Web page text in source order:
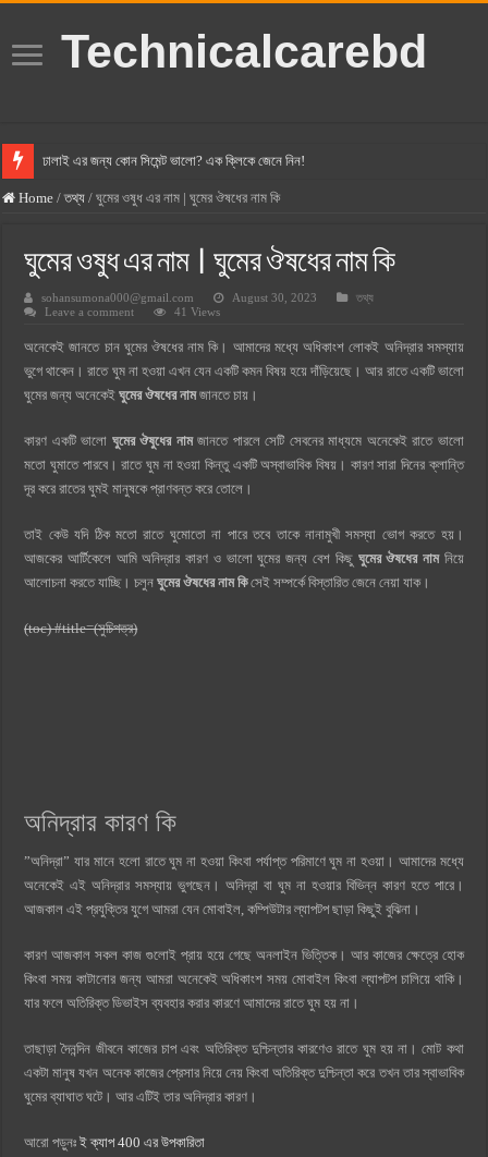
Technicalcarebd
ঢালাই এর জন্য কোন সিমেন্ট ভালো? এক ক্লিকে জেনে নিন!
বসুন্ধরা সিমেন্ট এর দাম ২০২৫
হোলসিম সিমেন্ট দাম ২০২৫
সুপারক্রিট সিমেন্ট দাম ২০২৫
ওয়ালটন মোবাইল কিস্তিতে কেনার নিয়ম ২০২৫
ওয়ালটন টিভি কিস্তিতে কেনার নিয়ম ২০২৫
গ্রামে লাভজনক ব্যবসা ২০২৫ ও গ্রামের বাজারে ব্যবসার আইডিয়া
জেনে নিন, বর্তমানে মোবাইল ঘড়ি দাম কত ২০২৫
Home / তথ্য / ঘুমের ওষুধ এর নাম | ঘুমের ঔষধের নাম কি
ঘুমের ওষুধ এর নাম | ঘুমের ঔষধের নাম কি
sohansumona000@gmail.com August 30, 2023
তথ্য
Leave a comment
41 Views
অনেকেই জানতে চান ঘুমের ঔষধের নাম কি। আমাদের মধ্যে অধিকাংশ লোকই অনিদ্রার সমস্যায়
ভুগে থাকেন। রাতে ঘুম না হওয়া এখন যেন একটি কমন বিষয় হয়ে দাঁড়িয়েছে। আর রাতে একটি ভালো
ঘুমের জন্য অনেকেইঘুমের ঔষধের নামজানতে চায়।
কারণ একটি ভালো ঘুমের ঔষুধের নামজানতে পারলে সেটি সেবনের মাধ্যমে অনেকেই রাতে ভালো
মতো ঘুমাতে পারবে। রাতে ঘুম না হওয়া কিন্তু একটি অস্বাভাবিক বিষয়। কারণ সারা দিনের ক্লান্তি
দূর করে রাতের ঘুমই মানুষকে প্রাণবন্ত করে তোলে।
তাই কেউ যদি ঠিক মতো রাতে ঘুমোতো না পারে তবে তাকে নানামুখী সমস্যা ভোগ করতে হয়।
আজকের আর্টিকেলে আমি অনিদ্রার কারণ ও ভালো ঘুমের জন্য বেশ কিছু ঘুমের ঔষধের নামনিয়ে
আলোচনা করতে যাচ্ছি। চলুনঘুমের ঔষধের নাম কিসেই সম্পর্কে বিস্তারিত জেনে নেয়া যাক।
(toc) #title=(সুচিপত্র)
অনিদ্রার কারণ কি
”অনিদ্রা” যার মানে হলো রাতে ঘুম না হওয়া কিংবা পর্যাপ্ত পরিমাণে ঘুম না হওয়া। আমাদের মধ্যে
অনেকেই এই অনিদ্রার সমস্যায় ভুগছেন। অনিদ্রা বা ঘুম না হওয়ার বিভিন্ন কারণ হতে পারে।
আজকাল এই প্রযুক্তির যুগে আমরা যেন মোবাইল, কম্পিউটার ল্যাপটপ ছাড়া কিছুই বুঝিনা।
কারণ আজকাল সকল কাজ গুলোই প্রায় হয়ে গেছে অনলাইন ভিত্তিক। আর কাজের ক্ষেত্রে হোক
কিংবা সময় কাটানোর জন্য আমরা অনেকেই অধিকাংশ সময় মোবাইল কিংবা ল্যাপটপ চালিয়ে থাকি।
যার ফলে অতিরিক্ত ডিভাইস ব্যবহার করার কারণে আমাদের রাতে ঘুম হয় না।
তাছাড়া দৈনন্দিন জীবনে কাজের চাপ এবং অতিরিক্ত দুশ্চিন্তার কারণেও রাতে ঘুম হয় না। মোট কথা
একটা মানুষ যখন অনেক কাজের প্রেসার নিয়ে নেয় কিংবা অতিরিক্ত দুশ্চিন্তা করে তখন তার স্বাভাবিক
ঘুমের ব্যাঘাত ঘটে। আর এটিই তার অনিদ্রার কারণ।
আরো পড়ুনঃই ক্যাপ 400 এর উপকারিতা